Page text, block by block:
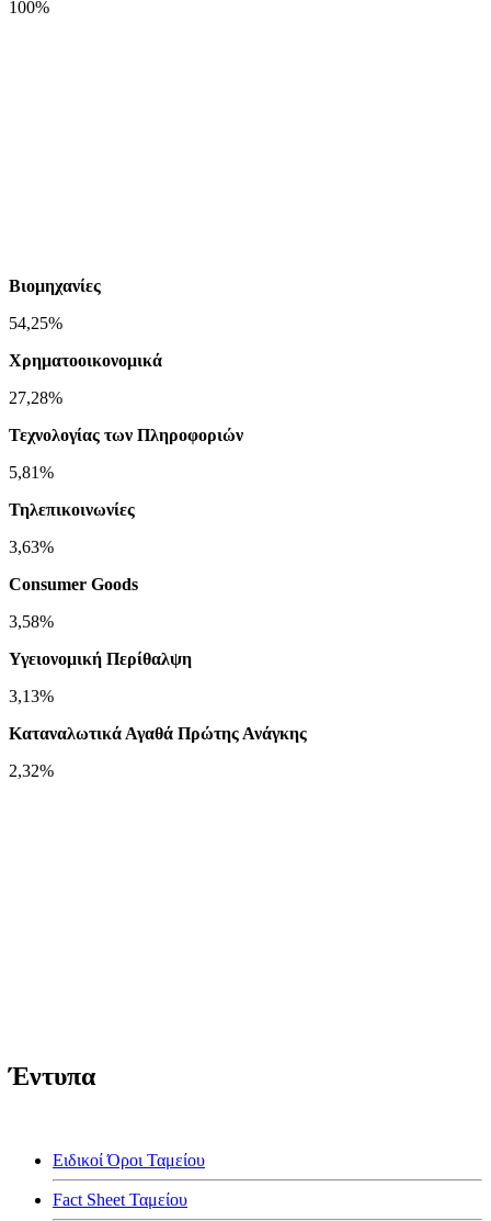
100%
Βιομηχανίες
54,25%
Χρηματοοικονομικά
27,28%
Τεχνολογίας των Πληροφοριών
5,81%
Τηλεπικοινωνίες
3,63%
Consumer Goods
3,58%
Υγειονομική Περίθαλψη
3,13%
Καταναλωτικά Αγαθά Πρώτης Ανάγκης
2,32%
Έντυπα
Ειδικοί Όροι Ταμείου
Fact Sheet Ταμείου